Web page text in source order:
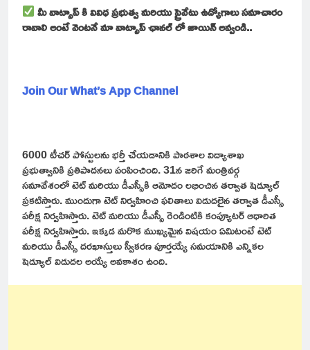
మీ వాట్సాప్ కి వివిధ ప్రభుత్వ మరియు ప్రైవేటు ఉద్యోగాలు సమాచారం
రావాలి అంటే వెంటనే మా వాట్సాప్ ఛానల్ లో జాయిన్ అవ్వండి..
Join Our What’s App Channel
6000 టీచర్ పోస్టులను భర్తీ చేయడానికి పాఠశాల విద్యాశాఖ
ప్రభుత్వానికి ప్రతిపాదనలు పంపించింది. 31న జరిగే మంత్రివర్గ
సమావేశంలో టెట్ మరియు డీఎస్సీకి ఆమోదం లభించిన తర్వాత షెడ్యూల్
ప్రకటిస్తారు. ముందుగా టెట్ నిర్వహించి ఫలితాలు విడుదలైన తర్వాత డీఎస్సీ
పరీక్ష నిర్వహిస్తారు. టెట్ మరియు డీఎస్సీ రెండింటికి కంప్యూటర్ ఆధారిత
పరీక్ష నిర్వహిస్తారు. ఇక్కడ మరొక ముఖ్యమైన విషయం ఏమిటంటే టెట్
మరియు డీఎస్సీ దరఖాస్తులు స్వీకరణ పూర్తయ్యే సమయానికి ఎన్నికల
షెడ్యూల్ విడుదల అయ్యే అవకాశం ఉంది.